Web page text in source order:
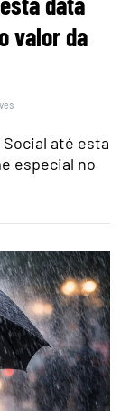
valor da
até esta
especial no